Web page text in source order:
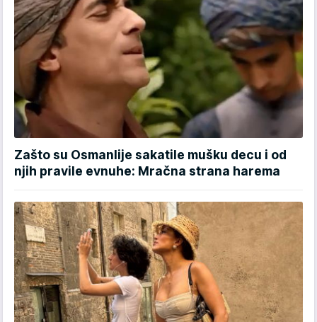
Zašto su Osmanlije sakatile mušku decu i od
njih pravile evnuhe: Mračna strana harema